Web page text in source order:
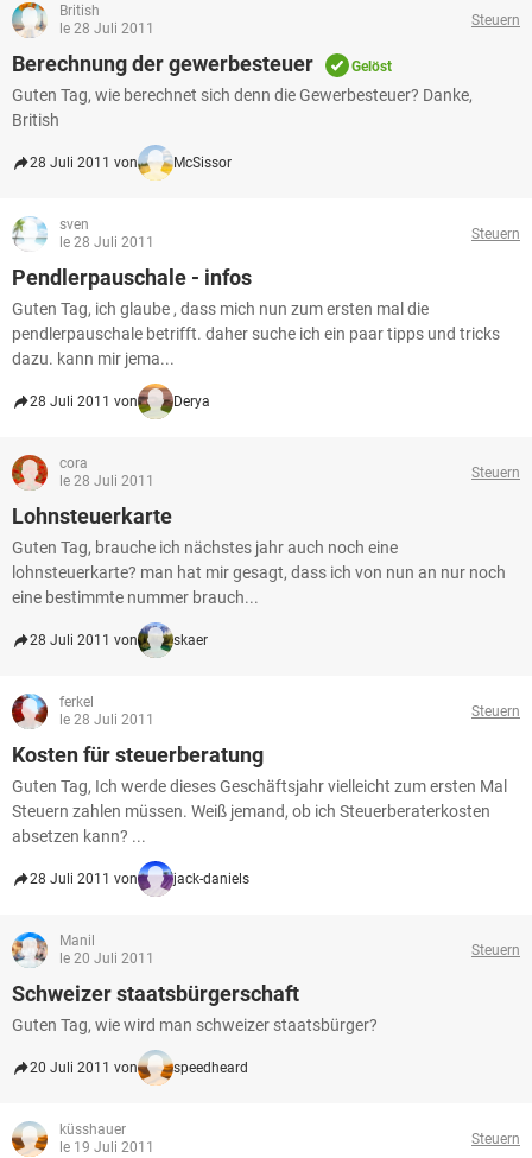
British
le 28 Juli 2011
Steuern
Berechnung der gewerbesteuer Gelöst
Guten Tag, wie berechnet sich denn die Gewerbesteuer? Danke,
British
28 Juli 2011 von McSissor
sven
le 28 Juli 2011
Steuern
Pendlerpauschale - infos
Guten Tag, ich glaube , dass mich nun zum ersten mal die
pendlerpauschale betrifft. daher suche ich ein paar tipps und tricks
dazu. kann mir jema...
28 Juli 2011 von Derya
cora
le 28 Juli 2011
Steuern
Lohnsteuerkarte
Guten Tag, brauche ich nächstes jahr auch noch eine
lohnsteuerkarte? man hat mir gesagt, dass ich von nun an nur noch
eine bestimmte nummer brauch...
28 Juli 2011 von skaer
ferkel
le 28 Juli 2011
Steuern
Kosten für steuerberatung
Guten Tag, Ich werde dieses Geschäftsjahr vielleicht zum ersten Mal
Steuern zahlen müssen. Weiß jemand, ob ich Steuerberaterkosten
absetzen kann? ...
28 Juli 2011 von jack-daniels
Manil
le 20 Juli 2011
Steuern
Schweizer staatsbürgerschaft
Guten Tag, wie wird man schweizer staatsbürger?
20 Juli 2011 von speedheard
küsshauer
le 19 Juli 2011
Steuern